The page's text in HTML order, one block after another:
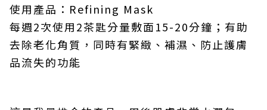
使用產品：Refining Mask
每週2次使用2茶匙分量敷面15-20分鐘；有助
去除老化角質，同時有緊緻、補濕、防止護膚
品流失的功能